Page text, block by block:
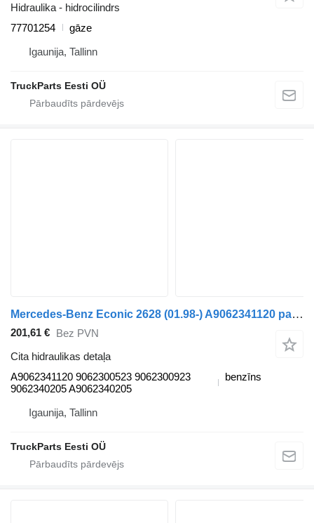
Hidraulika - hidrocilindrs
77701254
gāze
Igaunija, Tallinn
TruckParts Eesti OÜ
Mercedes-Benz Econic 2628 (01.98-) A9062341120 paredzēts Mercedes-Benz Econic (1998-2014) vilcēja
201,61 € Bez PVN
Cita hidraulikas detaļa
A9062341120 9062300523 9062300923
9062340205 A9062340205
benzīns
Igaunija, Tallinn
TruckParts Eesti OÜ